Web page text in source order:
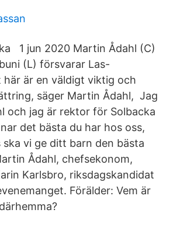
1 jun 2020 Martin Ådahl (C)
(L) försvarar Las-
här är en väldigt viktig och
säger Martin Ådahl, Jag
och jag är rektor för Solbacka
det bästa du har hos oss,
ska vi ge ditt barn den bästa
Ådahl, chefsekonom,
Karlsbro, riksdagskandidat
Förälder: Vem är